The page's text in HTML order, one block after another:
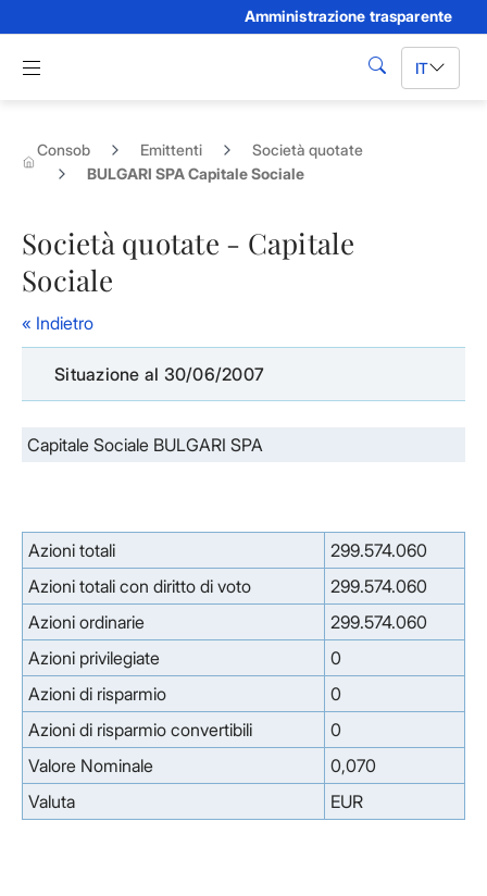
Amministrazione trasparente
Apri menu di navigazione
cerca IT
Consob Emittenti
Società quotate
BULGARI SPA Capitale Sociale
Società quotate - Capitale
Sociale
« Indietro
Situazione al 30/06/2007
Capitale Sociale BULGARI SPA
Azioni totali
299.574.060
Azioni totali con diritto di voto
299.574.060
Azioni ordinarie
299.574.060
Azioni privilegiate
0
Azioni di risparmio
0
Azioni di risparmio convertibili
0
Valore Nominale
0,070
Valuta
EUR